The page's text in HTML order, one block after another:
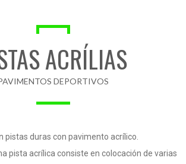
ACRÍLIAS
DEPORTIVOS
pistas duras con pavimento acrílico.
pista acrílica consiste en colocación de varias